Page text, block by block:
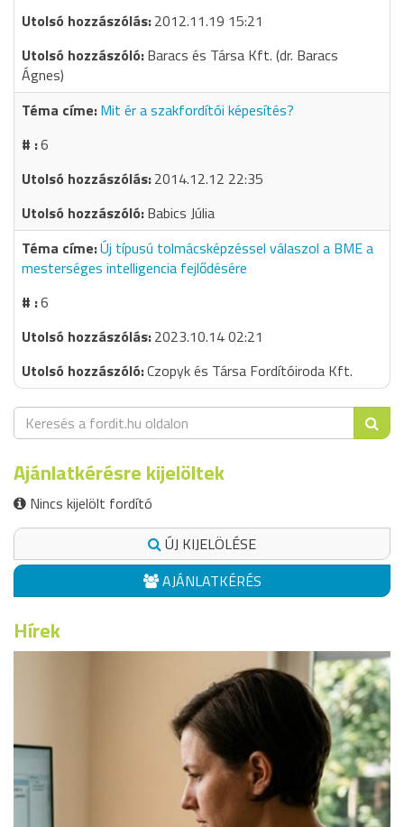
2012.11.19 15:21
Baracs és Társa Kft. (dr. Baracs
Ágnes)
Mit ér a szakfordítói képesítés?
6
2014.12.12 22:35
Babics Júlia
Új típusú tolmácsképzéssel válaszol a BME a
mesterséges intelligencia fejlődésére
6
2023.10.14 02:21
Czopyk és Társa Fordítóiroda Kft.
Ajánlatkérésre kijelöltek
Nincs kijelölt fordító
ÚJ KIJELÖLÉSE
AJÁNLATKÉRÉS
Hírek